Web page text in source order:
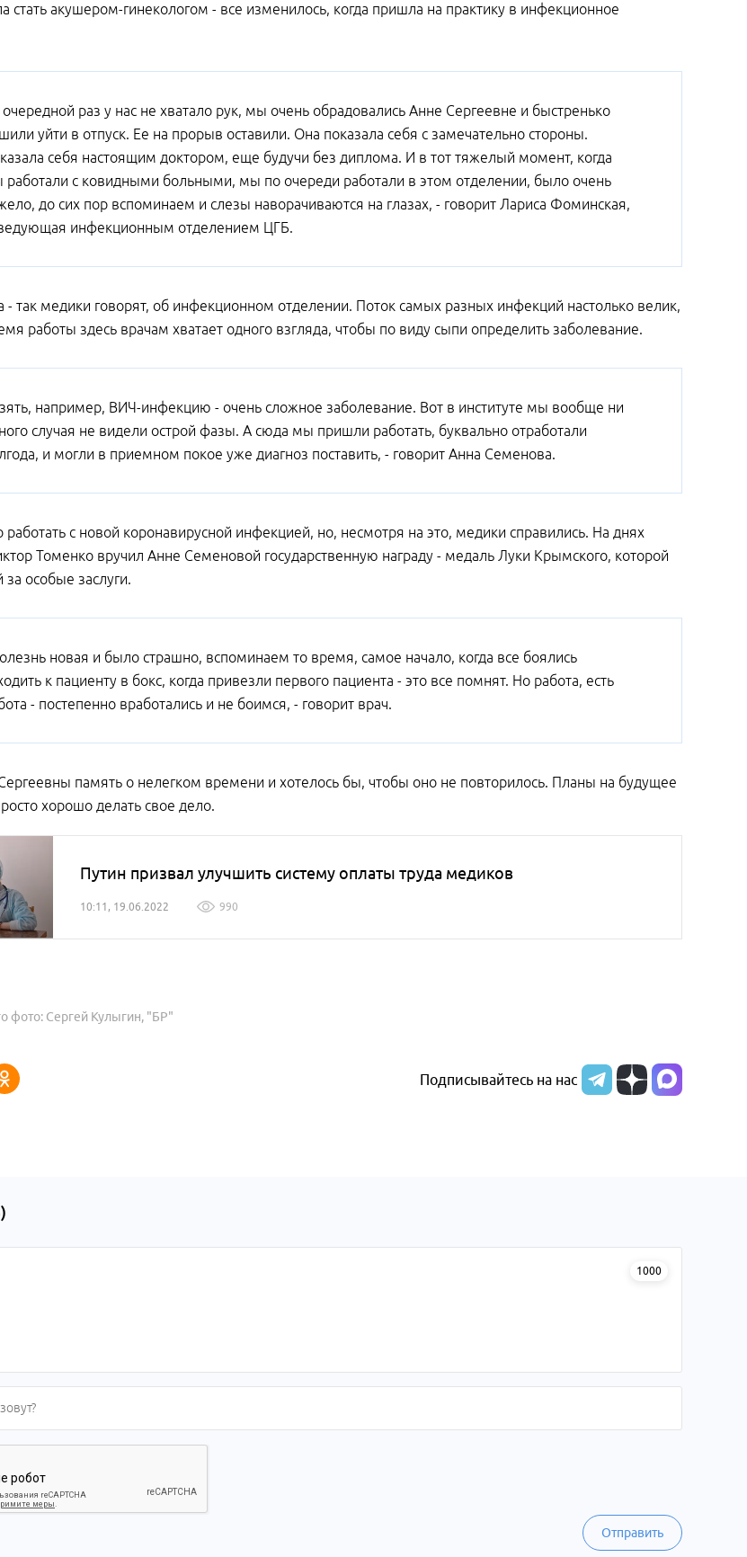
стать акушером-гинекологом - все изменилось, когда пришла на практику в инфекционное
раз у нас не хватало рук, мы очень обрадовались Анне Сергеевне и быстренько
уйти в отпуск. Ее на прорыв оставили. Она показала себя с замечательно стороны.
себя настоящим доктором, еще будучи без диплома. И в тот тяжелый момент, когда
работали с ковидными больными, мы по очереди работали в этом отделении, было очень
до сих пор вспоминаем и слезы наворачиваются на глазах, - говорит Лариса Фоминская,
инфекционным отделением ЦГБ.
- так медики говорят, об инфекционном отделении. Поток самых разных инфекций настолько велик,
работы здесь врачам хватает одного взгляда, чтобы по виду сыпи определить заболевание.
например, ВИЧ-инфекцию - очень сложное заболевание. Вот в институте мы вообще ни
случая не видели острой фазы. А сюда мы пришли работать, буквально отработали
и могли в приемном покое уже диагноз поставить, - говорит Анна Семенова.
с новой коронавирусной инфекцией, но, несмотря на это, медики справились. На днях
Томенко вручил Анне Семеновой государственную награду - медаль Луки Крымского, которой
особые заслуги.
новая и было страшно, вспоминаем то время, самое начало, когда все боялись
к пациенту в бокс, когда привезли первого пациента - это все помнят. Но работа, есть
- постепенно вработались и не боимся, - говорит врач.
память о нелегком времени и хотелось бы, чтобы оно не повторилось. Планы на будущее
хорошо делать свое дело.
Путин призвал улучшить систему оплаты труда медиков
10:11, 19.06.2022 990
фото: Сергей Кулыгин, "БР"
Подписывайтесь на нас
)
1000
Отправить